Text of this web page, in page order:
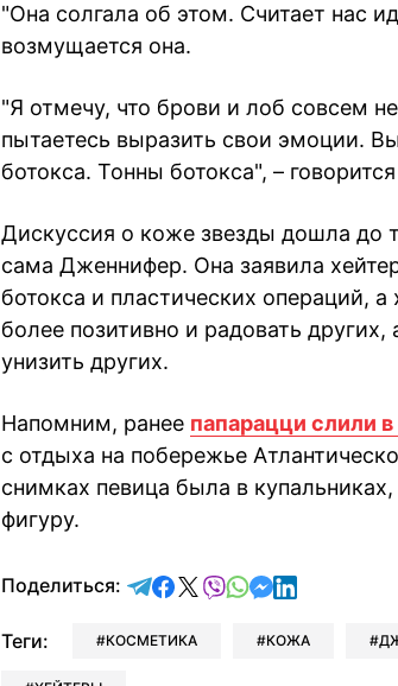
"Она солгала об этом. Считает нас
возмущается она.
"Я отмечу, что брови и лоб совсем
пытаетесь выразить свои эмоции.
ботокса. Тонны ботокса", –
Дискуссия о коже звезды дошла до
сама Дженнифер. Она заявила
ботокса и пластических операций,
более позитивно и радовать
унизить других.
Напомним, ранее папарацци слили
с отдыха на побережье
снимках певица была в
фигуру.
Поделиться: отправить в Telegram
поделиться в Facebook
поделиться в X
отправить в Viber
отправить в
отправить в
отправить
Теги: КОСМЕТИКА КОЖА